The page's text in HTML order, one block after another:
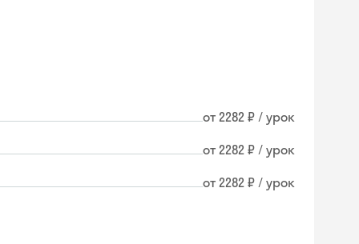
от 2282 ₽ / урок
от 2282 ₽ / урок
от 2282 ₽ / урок